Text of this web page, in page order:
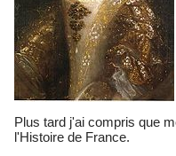
Plus tard j'ai compris que
l'Histoire de France.